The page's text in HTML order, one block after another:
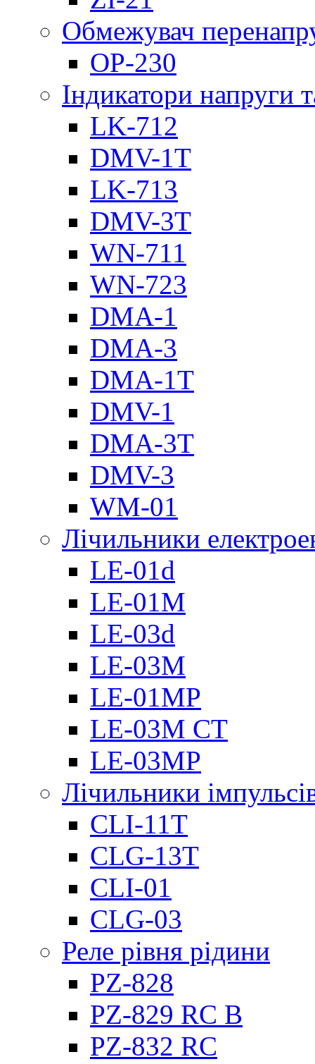
Обмежувач
OP-230
Індикатори напруги
LK-712
DMV-1T
LK-713
DMV-3T
WN-711
WN-723
DMA-1
DMA-3
DMA-1T
DMV-1
DMА-3T
DMV-3
WM-01
Лічильники
LE-01d
LE-01M
LE-03d
LE-03M
LE-01MP
LE-03M CT
LE-03MP
Лічильники
CLI-11T
CLG-13T
CLI-01
CLG-03
Реле рівня рідини
PZ-828
PZ-829 RC B
PZ-832 RC